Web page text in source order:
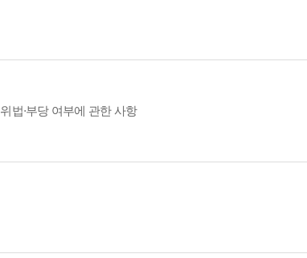
법·부당 여부에 관한 사항